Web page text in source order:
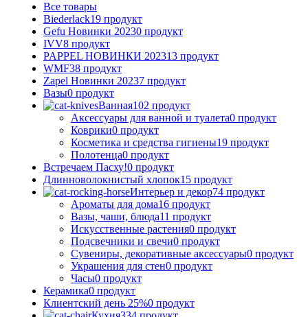
Все товары
Biederlack19 продукт
Gefu Новинки 20230 продукт
IVV8 продукт
PAPPEL НОВИНКИ 202313 продукт
WMF38 продукт
Zapel Новинки 20237 продукт
Вазы0 продукт
Ванная102 продукт
Аксессуары для ванной и туалета0 продукт
Коврики0 продукт
Косметика и средства гигиены19 продукт
Полотенца0 продукт
Встречаем Пасху!0 продукт
Длинноволокнистый хлопок15 продукт
Интерьер и декор74 продукт
Ароматы для дома16 продукт
Вазы, чаши, блюда11 продукт
Искусственные растения0 продукт
Подсвечники и свечи0 продукт
Сувениры, декоративные аксессуары0 продукт
Украшения для стен0 продукт
Часы0 продукт
Керамика0 продукт
Клиентский день 25%0 продукт